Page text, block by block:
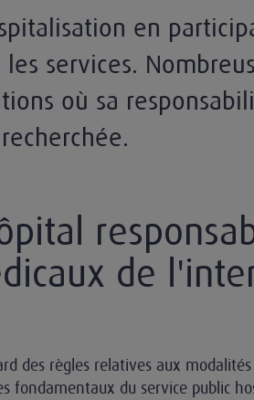
en
les services.
où sa
de
des règles relatives aux
fondamentaux du service public